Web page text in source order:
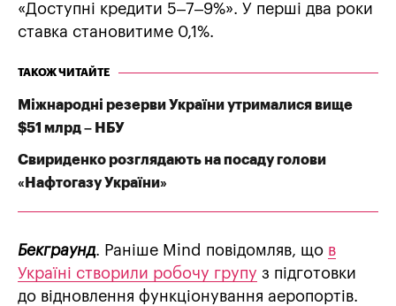
«Доступні кредити 5–7–9%». У перші два роки
ставка становитиме 0,1%.
ТАКОЖ ЧИТАЙТЕ
Міжнародні резерви України утрималися вище
$51 млрд – НБУ
Свириденко розглядають на посаду голови
«Нафтогазу України»
Бекграунд. Раніше Mind повідомляв, що в
Україні створили робочу групу з підготовки
до відновлення функціонування аеропортів.